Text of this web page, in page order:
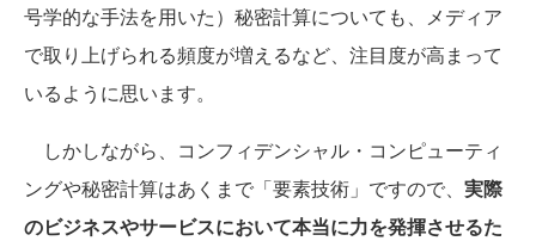
号学的な手法を用いた）秘密計算についても、メディア
で取り上げられる頻度が増えるなど、注目度が高まって
いるように思います。
しかしながら、コンフィデンシャル・コンピューティ
ングや秘密計算はあくまで「要素技術」ですので、 実際
のビジネスやサービスにおいて本当に力を発揮させるた